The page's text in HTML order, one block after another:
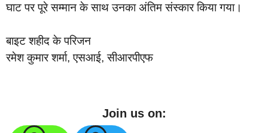
घाट पर पूरे सम्मान के साथ उनका अंतिम संस्कार किया गया।
बाइट शहीद के परिजन
रमेश कुमार शर्मा, एसआई, सीआरपीएफ
Join us on: